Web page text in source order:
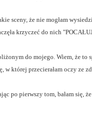
sceny, że nie mogłam
krzyczeć do nich
do mojego. Wiem, że to
której przecierałam oczy ze
po pierwszy tom, bałam się,